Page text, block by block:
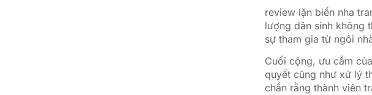
review lặn biển nha
lượng dân sinh không
sự tham gia từ ngôi
Cuối cộng, ưu cầm
quyết cũng như xử lý
chắn rằng thành viên